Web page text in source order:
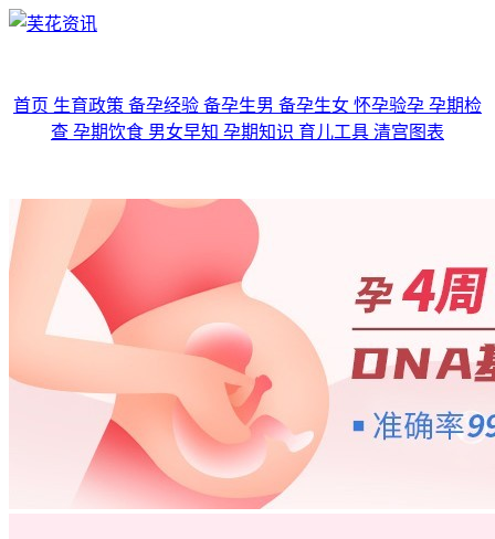
首页 生育政策 备孕经验 备孕生男 备孕生女 怀孕验孕 孕期检
查 孕期饮食 男女早知 孕期知识 育儿工具 清宫图表